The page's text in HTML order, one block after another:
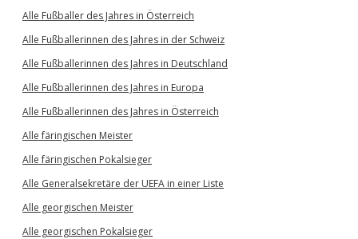
Alle Fußballer des Jahres in Österreich
Alle Fußballerinnen des Jahres in der Schweiz
Alle Fußballerinnen des Jahres in Deutschland
Alle Fußballerinnen des Jahres in Europa
Alle Fußballerinnen des Jahres in Österreich
Alle färingischen Meister
Alle färingischen Pokalsieger
Alle Generalsekretäre der UEFA in einer Liste
Alle georgischen Meister
Alle georgischen Pokalsieger